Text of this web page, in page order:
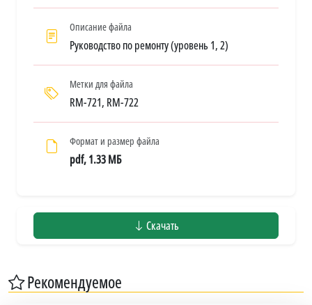
Описание файла
Руководство по ремонту (уровень 1, 2)
Метки для файла
RM-721, RM-722
Формат и размер файла
pdf, 1.33 МБ
Скачать
Рекомендуемое